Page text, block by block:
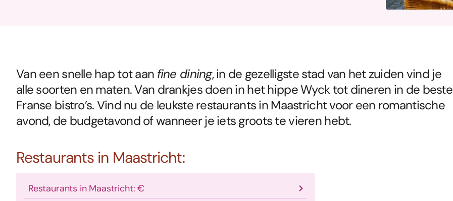
Van een snelle hap tot aan fine dining, in de gezelligste stad van het zuiden vind je
alle soorten en maten. Van drankjes doen in het hippe Wyck tot dineren in de beste
Franse bistro’s. Vind nu de leukste restaurants in Maastricht voor een romantische
avond, de budgetavond of wanneer je iets groots te vieren hebt.
Restaurants in Maastricht:
Restaurants in Maastricht: €